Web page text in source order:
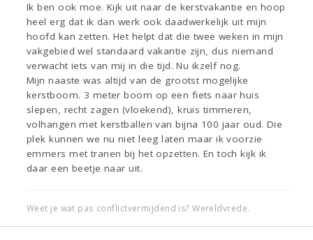
Ik ben ook moe. Kijk uit naar de kerstvakantie en hoop
heel erg dat ik dan werk ook daadwerkelijk uit mijn
hoofd kan zetten. Het helpt dat die twee weken in mijn
vakgebied wel standaard vakantie zijn, dus niemand
verwacht iets van mij in die tijd. Nu ikzelf nog.
Mijn naaste was altijd van de grootst mogelijke
kerstboom. 3 meter boom op een fiets naar huis
slepen, recht zagen (vloekend), kruis timmeren,
volhangen met kerstballen van bijna 100 jaar oud. Die
plek kunnen we nu niet leeg laten maar ik voorzie
emmers met tranen bij het opzetten. En toch kijk ik
daar een beetje naar uit.
Weet je wat pas conflictvermijdend is? Wereldvrede.